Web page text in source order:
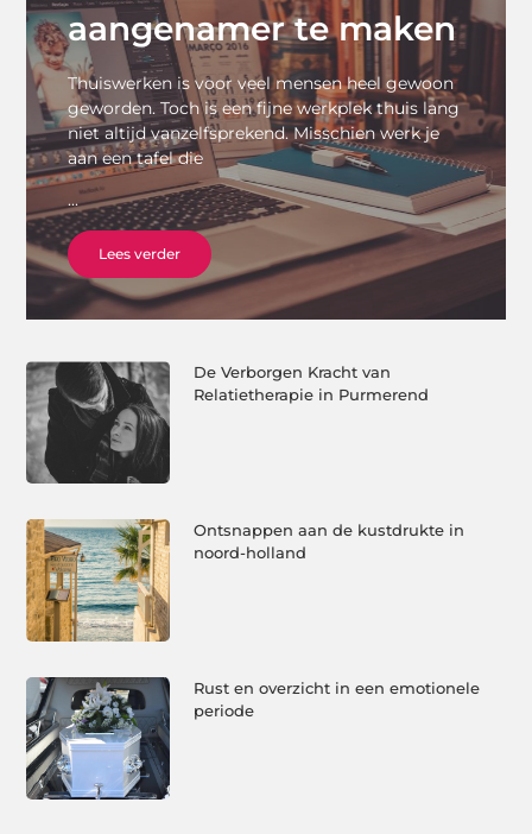
aangenamer te maken
Thuiswerken is voor veel mensen heel gewoon
geworden. Toch is een fijne werkplek thuis lang
niet altijd vanzelfsprekend. Misschien werk je
aan een tafel die
...
Lees verder
De Verborgen Kracht van
Relatietherapie in Purmerend
Ontsnappen aan de kustdrukte in
noord-holland
Rust en overzicht in een emotionele
periode